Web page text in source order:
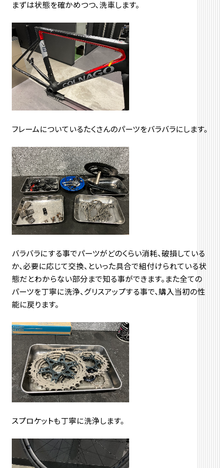
まずは状態を確かめつつ、洗車します。
フレームについているたくさんのパーツをバラバラにします。
バラバラにする事でパーツがどのくらい消耗、破損している
か、必要に応じて交換、といった具合で組付けられている状
態だとわからない部分まで知る事ができます。また全ての
パーツを丁寧に洗浄、グリスアップする事で、購入当初の性
能に戻ります。
スプロケットも丁寧に洗浄します。